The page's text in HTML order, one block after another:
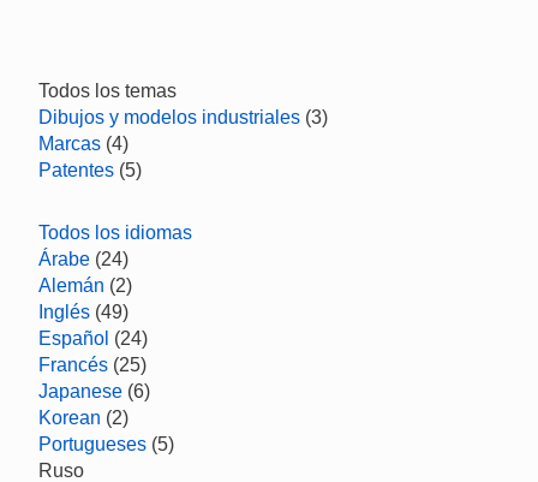
Todos los temas
Dibujos y modelos industriales (3)
Marcas (4)
Patentes (5)
Todos los idiomas
Árabe (24)
Alemán (2)
Inglés (49)
Español (24)
Francés (25)
Japanese (6)
Korean (2)
Portugueses (5)
Ruso